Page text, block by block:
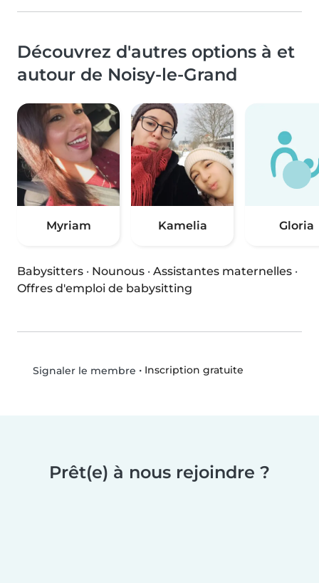
Découvrez d'autres options à et
autour de Noisy-le-Grand
Myriam Kamelia Gloria
Babysitters · Nounous · Assistantes maternelles ·
Offres d'emploi de babysitting
Signaler le membre • Inscription gratuite
Prêt(e) à nous rejoindre ?